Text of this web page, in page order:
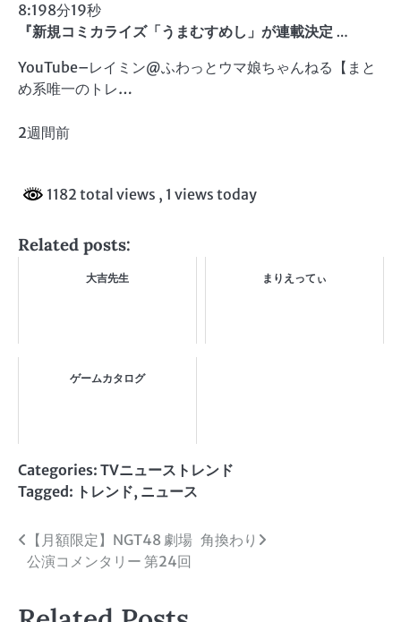
8:198分19秒
『新規コミカライズ「うまむすめし 」が連載決定 …
YouTube–レイミン@ふわっとウマ娘ちゃんねる【まと
め系唯一のトレ…
2週間前
1182 total views , 1 views today
Related posts:
大吉先生 まりえってぃ
ゲームカタログ
Categories: TVニューストレンド
Tagged: トレンド, ニュース
投
稿
ナ
【月額限定】NGT48 劇場
公演コメンタリー 第24回
角換わり